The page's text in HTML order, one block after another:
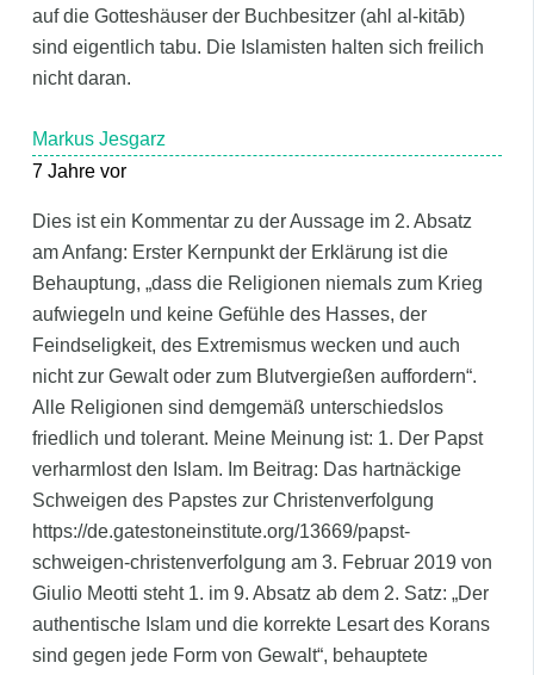
auf die Gotteshäuser der Buchbesitzer (ahl al-kitāb)
sind eigentlich tabu. Die Islamisten halten sich freilich
nicht daran.
Markus Jesgarz
7 Jahre vor
Dies ist ein Kommentar zu der Aussage im 2. Absatz
am Anfang: Erster Kernpunkt der Erklärung ist die
Behauptung, „dass die Religionen niemals zum Krieg
aufwiegeln und keine Gefühle des Hasses, der
Feindseligkeit, des Extremismus wecken und auch
nicht zur Gewalt oder zum Blutvergießen auffordern“.
Alle Religionen sind demgemäß unterschiedslos
friedlich und tolerant. Meine Meinung ist: 1. Der Papst
verharmlost den Islam. Im Beitrag: Das hartnäckige
Schweigen des Papstes zur Christenverfolgung
https://de.gatestoneinstitute.org/13669/papst-
schweigen-christenverfolgung am 3. Februar 2019 von
Giulio Meotti steht 1. im 9. Absatz ab dem 2. Satz: „Der
authentische Islam und die korrekte Lesart des Korans
sind gegen jede Form von Gewalt“, behauptete